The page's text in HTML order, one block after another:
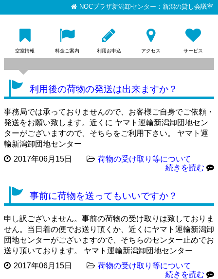
NOCプラザ新潟卸センター：新潟の貸し会議室
空室情報 料金ご案内 利用お申込 アクセス サービス
利用後の荷物の発送は出来ますか？
事務局では承っておりませんので、お客様ご自身でご依頼・
発送をお願い致します。近くに ヤマト運輸新潟卸団地セン
ターがございますので、そちらをご利用下さい。 ヤマト運
輸新潟卸団地センター
2017年06月15日
荷物の受け取り等について
続きを読む
事前に荷物を送ってもいいですか？
申し訳ございません。事前の荷物の受け取りは致しておりま
せん。当日着の便でお送り頂くか、近くにヤマト運輸新潟卸
団地センターがございますので、そちらのセンター止めでお
送り頂いております。 ヤマト運輸新潟卸団地センター
2017年06月15日
荷物の受け取り等について
続きを読む